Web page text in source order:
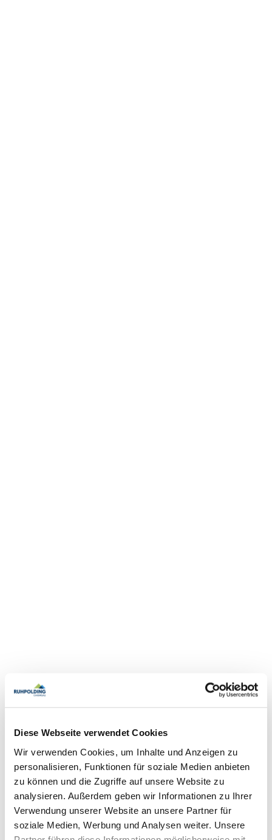
Diese Webseite verwendet Cookies
Wir verwenden Cookies, um Inhalte und Anzeigen zu
personalisieren, Funktionen für soziale Medien anbieten
zu können und die Zugriffe auf unsere Website zu
analysieren. Außerdem geben wir Informationen zu Ihrer
Verwendung unserer Website an unsere Partner für
soziale Medien, Werbung und Analysen weiter. Unsere